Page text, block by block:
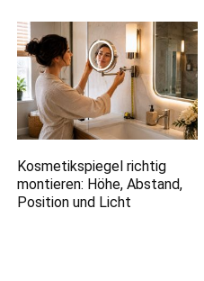
Kosmetikspiegel richtig
montieren: Höhe, Abstand,
Position und Licht